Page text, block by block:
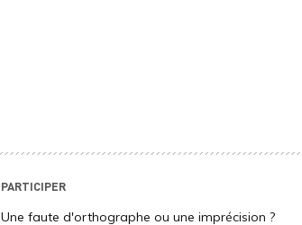
PARTICIPER
Une faute d'orthographe ou une imprécision ?